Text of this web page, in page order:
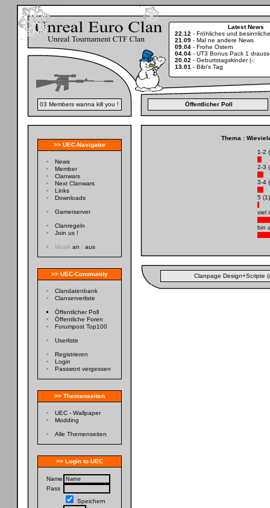
Latest News
22.12 - Fröhliches und
21.09- Mal ne andere News
09.04- Frohe Ostern
04.04- UT3 Bonus Pack 1
20.02 - Geburtstagskinder (-:
13.01 - Bibi's Tag
03 Members wanna kill you ! Öffentlicher Poll
>> UEC-Navigator
News
Member
Clanwars
Next Clanwars
Links
Downloads
Gamerserver
Clanregeln
Join us !
Musik an / aus
>> UEC-Community
Clandatenbank
Clanserverliste
Öffentlicher Poll
Öffentliche Foren
Forumpost Top100
Userliste
Registrieren
Login
Passwort vergessen
>> Themenseiten
UEC - Wallpaper
Modding
Alle Themenseiten
>> Login to UEC
Name
Pass
Speichern
Thema :
1-2
2-3
3-4
5 (1)
viel
bin
Clanpage Design+Scripte